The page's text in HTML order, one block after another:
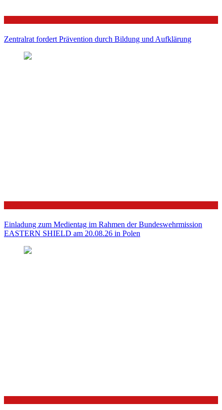
Zentralrat fordert Prävention durch Bildung und Aufklärung
Einladung zum Medientag im Rahmen der Bundeswehrmission
EASTERN SHIELD am 20.08.26 in Polen